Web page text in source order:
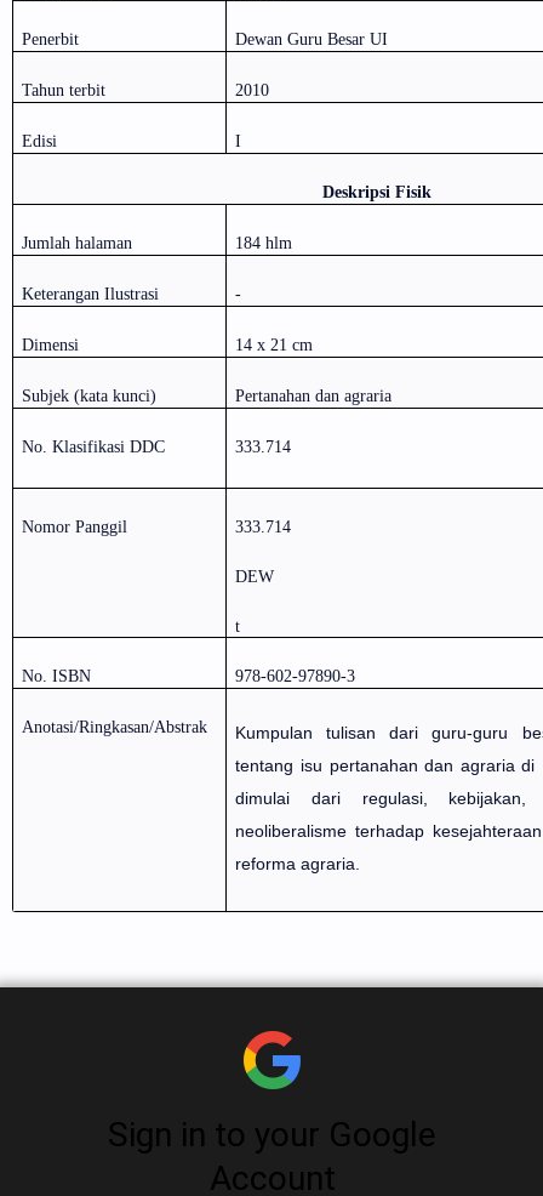
Penerbit Dewan Guru Besar UI
Tahun terbit 2010
Edisi I
Deskripsi Fisik
Jumlah halaman 184 hlm
Keterangan Ilustrasi -
Dimensi 14 x 21 cm
Subjek (kata kunci) Pertanahan dan agraria
No. Klasifikasi DDC 333.714
Nomor Panggil 333.714
DEW
t
No. ISBN 978-602-97890-3
Anotasi/Ringkasan/Abstrak
Kumpulan tulisan dari guru-guru
tentang isu pertanahan dan agraria di
dimulai dari regulasi,
neoliberalisme terhadap
reforma agraria.